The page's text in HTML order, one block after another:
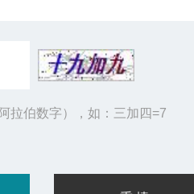
拉伯数字），如：三加四=7